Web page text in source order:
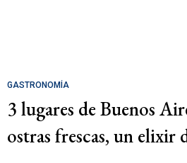
GASTRONOMÍA
3 lugares de Buenos
ostras frescas, un elixir